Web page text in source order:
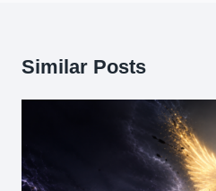
Similar Posts